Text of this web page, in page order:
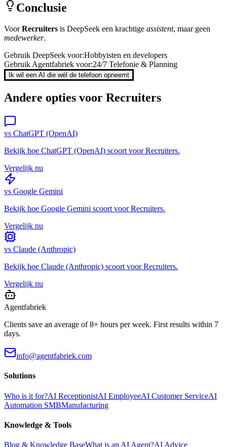
Conclusie
VoorRecruiters is DeepSeek een krachtige assistent, maar geen
medewerker.
Gebruik DeepSeek voor:Hobbyisten en developers
Gebruik Agentfabriek voor:24/7 Telefonie & Planning
Ik wil een AI die wél de telefoon opneemt
Andere opties voor Recruiters
vs ChatGPT (OpenAI)
Bekijk hoe ChatGPT (OpenAI) scoort voorRecruiters.
Vergelijk nu
vs Google Gemini
Bekijk hoe Google Gemini scoort voorRecruiters.
Vergelijk nu
vs Claude (Anthropic)
Bekijk hoe Claude (Anthropic) scoort voorRecruiters.
Vergelijk nu
Agentfabriek
Clients save an average of 8+ hours per week. First results within 7
days.
info@agentfabriek.com
Solutions
Who is it for?AI ReceptionistAI EmployeeAI Customer ServiceAI
Automation SMBManufacturing
Knowledge & Tools
Blog & Knowledge BaseWhat is an AI Agent?AI Advice